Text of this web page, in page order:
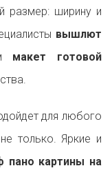
размер: ширину и
вышлют
макет готовой
для любого
только. Яркие и
пано картины на